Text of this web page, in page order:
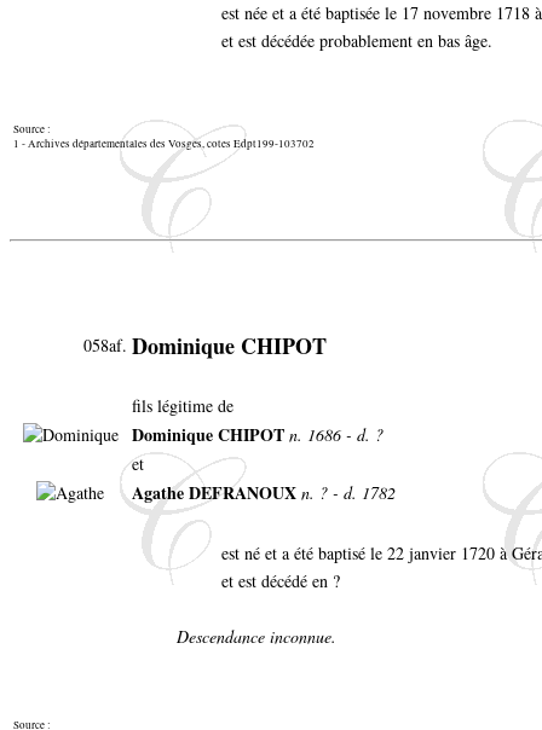
est née et a été baptisée le 17 novembre 1718
et est décédée probablement en bas âge.
Source :
1 - Archives départementales des Vosges, cotes Edpt199-103702
058af. Dominique CHIPOT
fils légitime de
Dominique CHIPOT n. 1686 - d. ?
et
Agathe DEFRANOUX n. ? - d. 1782
est né et a été baptisé le 22 janvier 1720 à
et est décédé en ?
Descendance inconnue.
Source :